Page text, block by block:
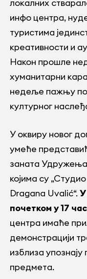
локалних
инфо центра,
туристима
креативности и
Након прошле
хуманитарни
недеље пажњу
културног
У оквиру новог
умеће
заната
којима су
Dragana Uvalić“.У
почетком у 17
центра имаће
демонстрацији
изблиза
предмета.